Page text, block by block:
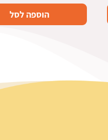
הוספה לסל